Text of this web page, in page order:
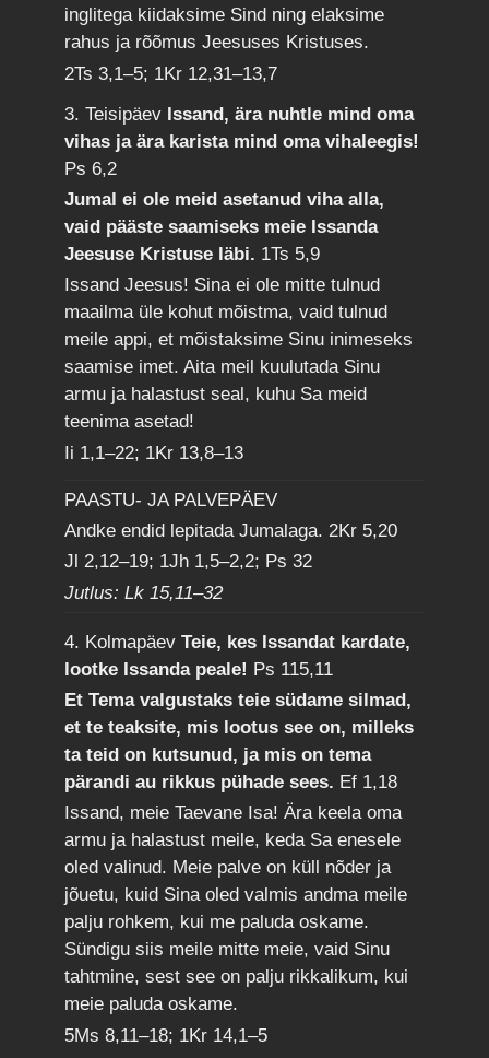
inglitega kiidaksime Sind ning elaksime
rahus ja rõõmus Jeesuses Kristuses.
2Ts 3,1–5; 1Kr 12,31–13,7
3. Teisipäev Issand, ära nuhtle mind oma
vihas ja ära karista mind oma vihaleegis!
Ps 6,2
Jumal ei ole meid asetanud viha alla,
vaid pääste saamiseks meie Issanda
Jeesuse Kristuse läbi. 1Ts 5,9
Issand Jeesus! Sina ei ole mitte tulnud
maailma üle kohut mõistma, vaid tulnud
meile appi, et mõistaksime Sinu inimeseks
saamise imet. Aita meil kuulutada Sinu
armu ja halastust seal, kuhu Sa meid
teenima asetad!
Ii 1,1–22; 1Kr 13,8–13
PAASTU- JA PALVEPÄEV
Andke endid lepitada Jumalaga.2Kr 5,20
Jl 2,12–19; 1Jh 1,5–2,2; Ps 32
Jutlus: Lk 15,11–32
4. KolmapäevTeie, kes Issandat kardate,
lootke Issanda peale! Ps 115,11
Et Tema valgustaks teie südame silmad,
et te teaksite, mis lootus see on, milleks
ta teid on kutsunud, ja mis on tema
pärandi au rikkus pühade sees. Ef 1,18
Issand, meie Taevane Isa! Ära keela oma
armu ja halastust meile, keda Sa enesele
oled valinud. Meie palve on küll nõder ja
jõuetu, kuid Sina oled valmis andma meile
palju rohkem, kui me paluda oskame.
Sündigu siis meile mitte meie, vaid Sinu
tahtmine, sest see on palju rikkalikum, kui
meie paluda oskame.
5Ms 8,11–18; 1Kr 14,1–5